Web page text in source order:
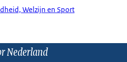
Welzijn en Sport
Nederland